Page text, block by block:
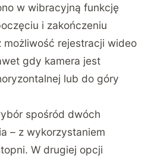
w wibracyjną funkcję
i zakończeniu
możliwość rejestracji wideo
gdy kamera jest
lub do góry
spośród dwóch
– z wykorzystaniem
W drugiej opcji